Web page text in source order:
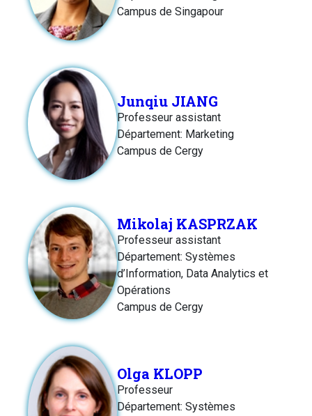
Campus de Singapour
Junqiu JIANG
Professeur assistant
Département: Marketing
Campus de Cergy
Mikolaj KASPRZAK
Professeur assistant
Département: Systèmes
d’Information, Data Analytics et
Opérations
Campus de Cergy
Olga KLOPP
Professeur
Département: Systèmes